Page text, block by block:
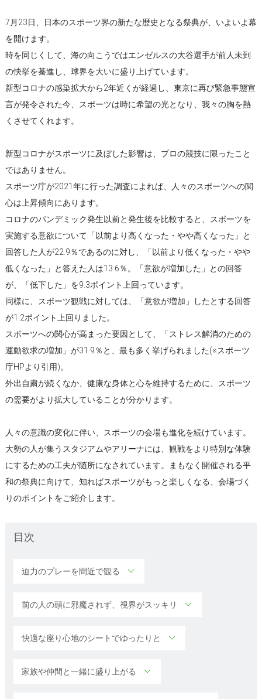
7月23日、日本のスポーツ界の新たな歴史となる祭典が、いよいよ幕
を開けます。
時を同じくして、海の向こうではエンゼルスの大谷選手が前人未到
の快挙を驀進し、球界を大いに盛り上げています。
新型コロナの感染拡大から2年近くが経過し、東京に再び緊急事態宣
言が発令された今、スポーツは時に希望の光となり、我々の胸を熱
くさせてくれます。
新型コロナがスポーツに及ぼした影響は、プロの競技に限ったこと
ではありません。
スポーツ庁が2021年に行った調査によれば、人々のスポーツへの関
心は上昇傾向にあります。
コロナのパンデミック発生以前と発生後を比較すると、スポーツを
実施する意欲について「以前より高くなった・やや高くなった」と
回答した人が22.9％であるのに対し、「以前より低くなった・やや
低くなった」と答えた人は13.6％。「意欲が増加した」との回答
が、「低下した」を9.3ポイント上回っています。
同様に、スポーツ観戦に対しては、「意欲が増加」したとする回答
が1.2ポイント上回りました。
スポーツへの関心が高まった要因として、「ストレス解消のための
運動欲求の増加」が31.9％と、最も多く挙げられました(※スポーツ
庁HPより引用)。
外出自粛が続くなか、健康な身体と心を維持するために、スポーツ
の需要がより拡大していることが分かります。
人々の意識の変化に伴い、スポーツの会場も進化を続けています。
大勢の人が集うスタジアムやアリーナには、観戦をより特別な体験
にするための工夫が随所になされています。まもなく開催される平
和の祭典に向けて、知ればスポーツがもっと楽しくなる、会場づく
りのポイントをご紹介します。
目次
迫力のプレーを間近で観る
前の人の頭に邪魔されず、視界がスッキリ
快適な座り心地のシートでゆったりと
家族や仲間と一緒に盛り上がる